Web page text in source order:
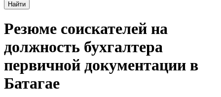
Найти
Резюме соискателей на
должность бухгалтера
первичной документации в
Батагае